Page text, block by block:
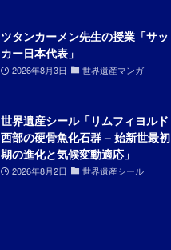
ツタンカーメン先生の授業「サッ
カー日本代表」
2026年8月3日 世界遺産マンガ
世界遺産シール「リムフィヨルド
西部の硬骨魚化石群 – 始新世最初
期の進化と気候変動適応」
2026年8月2日 世界遺産シール